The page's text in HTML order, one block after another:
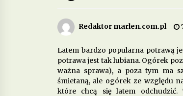
diety
Jakie produkty
psychiczne i łagodzą
depresji?
7 miesięcy ago
Redaktor marlen.com.pl
Latem bardzo popularna potrawą
potrawa jest tak lubiana. Ogórek
ważna sprawa), a poza tym ma
śmietaną, ale ogórek ze względu
które chcą się latem